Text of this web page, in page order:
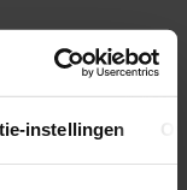
instellingen